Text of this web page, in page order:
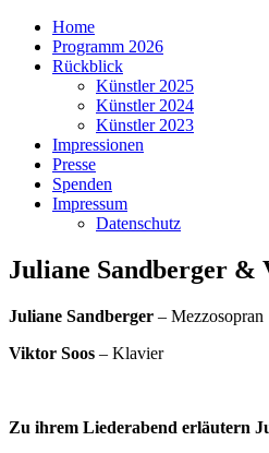
Home
Programm 2026
Rückblick
Künstler 2025
Künstler 2024
Künstler 2023
Impressionen
Presse
Spenden
Impressum
Datenschutz
Juliane Sandberger &
Juliane Sandberger – Mezzosopran
Viktor Soos – Klavier
Zu ihrem Liederabend erläutern